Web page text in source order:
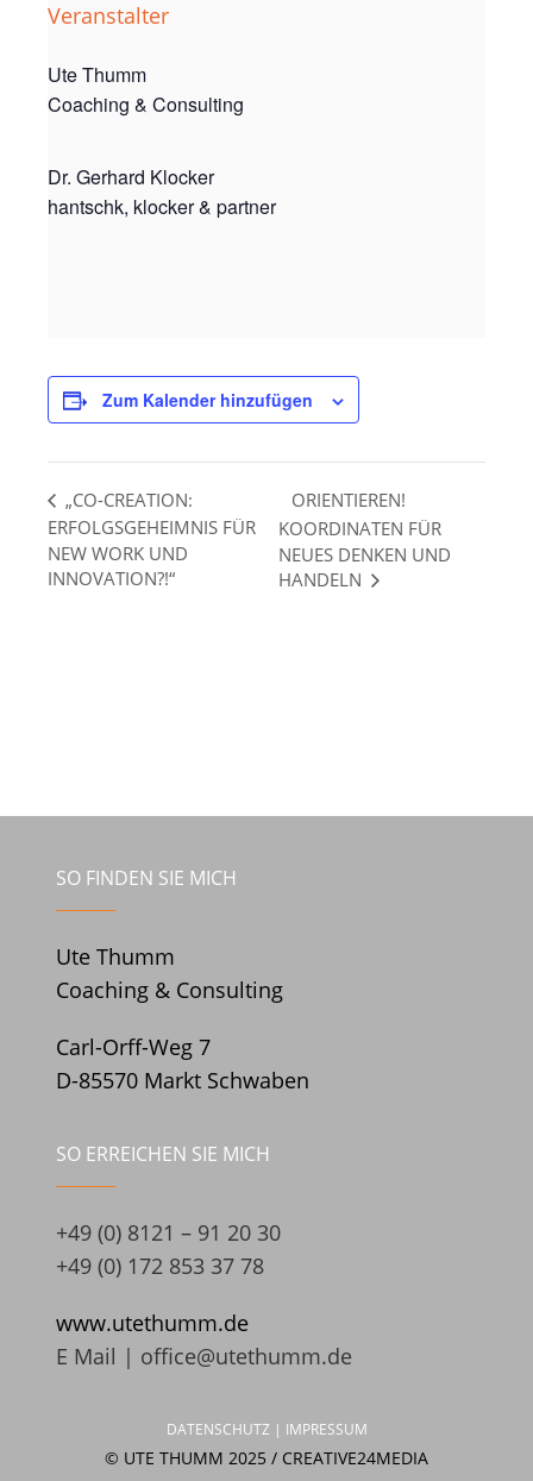
Veranstalter
Ute Thumm
Coaching & Consulting
Dr. Gerhard Klocker
hantschk, klocker & partner
Zum Kalender hinzufügen
„CO-CREATION:
ERFOLGSGEHEIMNIS FÜR
NEW WORK UND
INNOVATION?!“
ORIENTIEREN!
KOORDINATEN FÜR
NEUES DENKEN UND
HANDELN
SO FINDEN SIE MICH
Ute Thumm
Coaching & Consulting
Carl-Orff-Weg 7
D-85570 Markt Schwaben
SO ERREICHEN SIE MICH
+49 (0) 8121 – 91 20 30
+49 (0) 172 853 37 78
www.utethumm.de
E Mail | office@utethumm.de
DATENSCHUTZ | IMPRESSUM
© UTE THUMM 2025 / CREATIVE24MEDIA